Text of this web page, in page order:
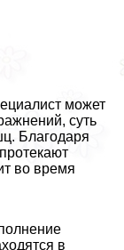
может
суть
Благодаря
во время
в